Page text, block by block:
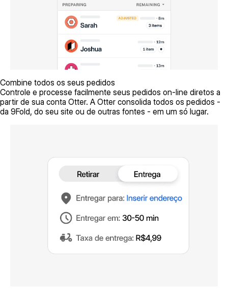
Combine todos os seus pedidos
Controle e processe facilmente seus pedidos on-line diretos a
partir de sua conta Otter. A Otter consolida todos os pedidos -
da 9Fold, do seu site ou de outras fontes - em um só lugar.